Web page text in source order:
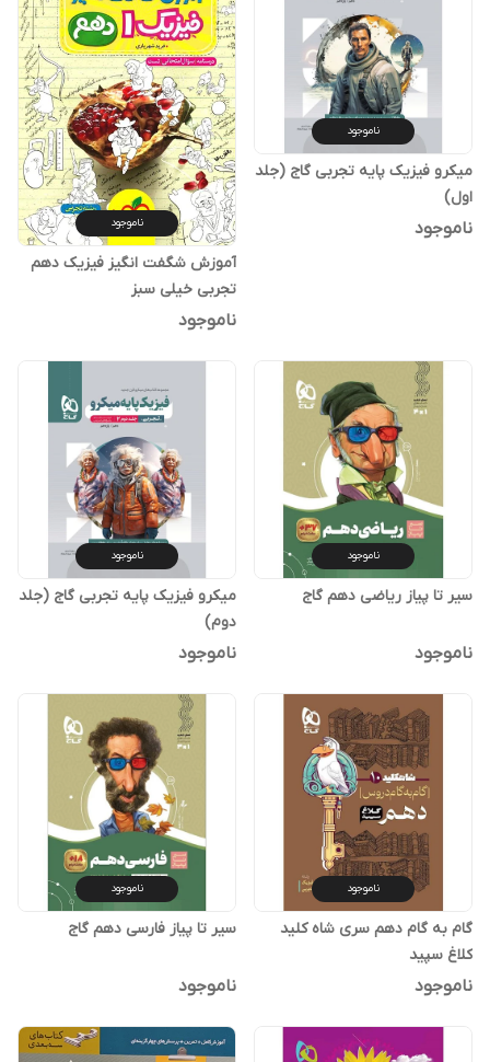
ناموجود
میکرو فیزیک پایه تجربی گاج (جلد
اول)
ناموجود ناموجود
آموزش شگفت انگیز فیزیک دهم
تجربی خیلی سبز
ناموجود
ناموجود
سیر تا پیاز ریاضی دهم گاج
ناموجود
ناموجود
میکرو فیزیک پایه تجربی گاج (جلد
دوم)
ناموجود
ناموجود
گام به گام دهم سری شاه کلید
کلاغ سپید
ناموجود
ناموجود
سیر تا پیاز فارسی دهم گاج
ناموجود